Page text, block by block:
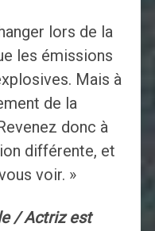
lors de la
les émissions
Mais à
de la
donc à
différente, et
voir. »
/ Actriz est